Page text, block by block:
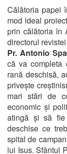
Călătoria papei
mod ideal
prin călătoria în
directorul
Pr. Antonio
că va completa
rană deschisă,
privește
mari stări de
economic și
atingă și să
deschise ce
spital de
lui Isus. Sfântul